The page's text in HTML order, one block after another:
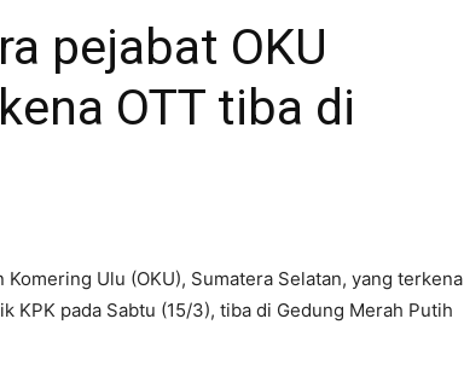
pejabat OKU
OTT tiba di
Komering Ulu (OKU), Sumatera Selatan, yang terkena
KPK pada Sabtu (15/3), tiba di Gedung Merah Putih